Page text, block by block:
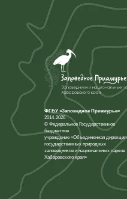
ФГБУ «Заповедное Приамурье»
2014-2026
© Федеральное Государственное
бюджетное
учреждение «Объединенная дирекция
государственных природных
заповедников и национальных парков
Хабаровского края»